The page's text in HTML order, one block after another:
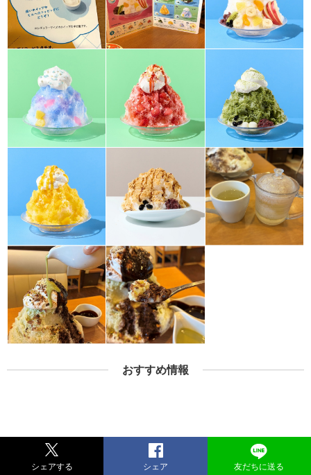
おすすめ情報
シェアする シェア 友だちに送る